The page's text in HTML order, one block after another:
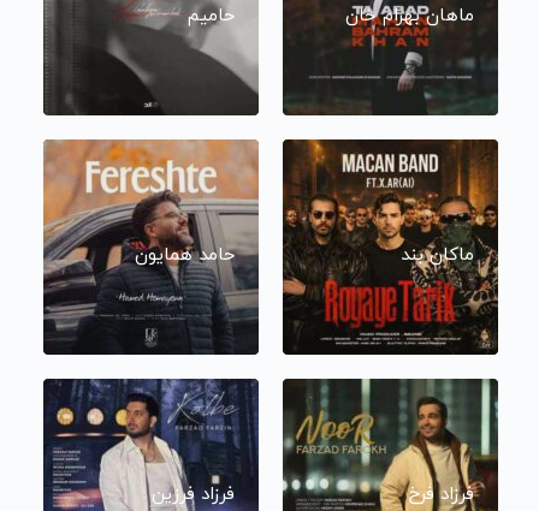
ماهان بهرام خان حامیم
ماکان بند حامد همایون
فرزاد فرخ فرزاد فرزین